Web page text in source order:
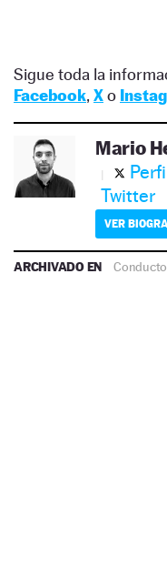
Sigue toda la
Facebook, Xo
Mario
Twitter
VER
ARCHIVADO EN